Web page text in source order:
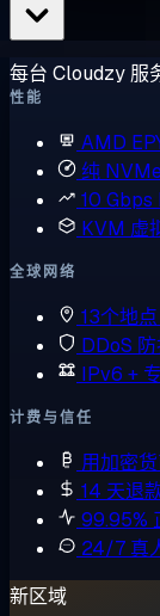
每台 Cloudzy 服
性能
AMD
纯
10 Gbps
KVM 虚
全球网络
13个地点
DDoS
IPv6 +
计费与信任
用加密
14 天退
99.95%
24/7 真
新区域